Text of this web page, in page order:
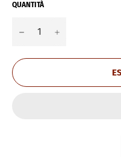
QUANTITÀ
− +